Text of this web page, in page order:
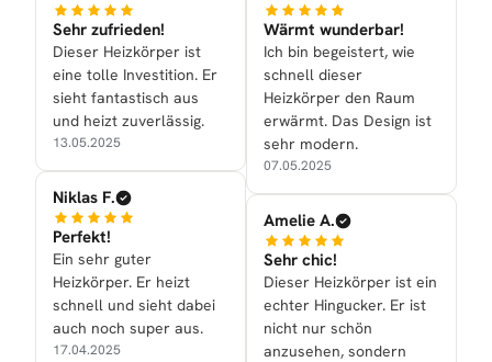
Sehr zufrieden!
Dieser Heizkörper ist
eine tolle Investition. Er
sieht fantastisch aus
und heizt zuverlässig.
13.05.2025
Niklas F.
Perfekt!
Ein sehr guter
Heizkörper. Er heizt
schnell und sieht dabei
auch noch super aus.
17.04.2025
Wärmt wunderbar!
Ich bin begeistert, wie
schnell dieser
Heizkörper den Raum
erwärmt. Das Design ist
sehr modern.
07.05.2025
Amelie A.
Sehr chic!
Dieser Heizkörper ist ein
echter Hingucker. Er ist
nicht nur schön
anzusehen, sondern